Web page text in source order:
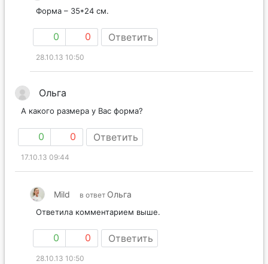
Форма – 35*24 см.
0 0 Ответить
28.10.13 10:50
Ольга
А какого размера у Вас форма?
0 0 Ответить
17.10.13 09:44
Mild в ответ Ольга
Ответила комментарием выше.
0 0 Ответить
28.10.13 10:50